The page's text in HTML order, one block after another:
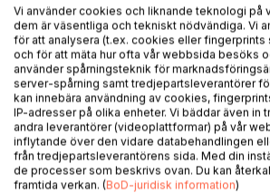
LÄGG I KUNDVAGNEN
Lägg till i kom-ihåglista
Recensera titel
Vi använder cookies och liknande teknologi på
dem är väsentliga och tekniskt nödvändiga. Vi
för att analysera (t.ex. cookies eller fingerprints
och för att mäta hur ofta vår webbsida besöks
använder spårningsteknik för
server-spårning samt tredjepartsleverantörer
kan innebära användning av cookies,
IP-adresser på olika enheter. Vi bäddar även in
andra leverantörer (videoplattformar) på vår
inflytande över den vidare databehandlingen
från tredjepartsleverantörens sida. Med din
de processer som beskrivs ovan. Du kan
framtida verkan. (BoD-juridisk information)